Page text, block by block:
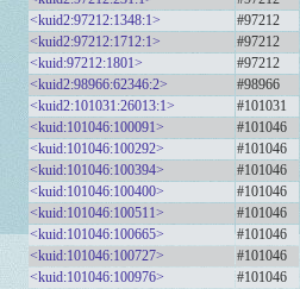
<kuid2:97212:1348:1>
#97212
<kuid2:97212:1712:1>
#97212
<kuid:97212:1801>
#97212
<kuid2:98966:62346:2>
#98966
<kuid2:101031:26013:1>
#101031
<kuid:101046:100091>
#101046
<kuid:101046:100292>
#101046
<kuid:101046:100394>
#101046
<kuid:101046:100400>
#101046
<kuid:101046:100511>
#101046
<kuid:101046:100665>
#101046
<kuid:101046:100727>
#101046
<kuid:101046:100976>
#101046